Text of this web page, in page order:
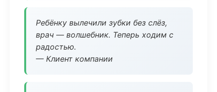
Ребёнку вылечили зубки без слёз,
врач — волшебник. Теперь ходим с
радостью.
— Клиент компании